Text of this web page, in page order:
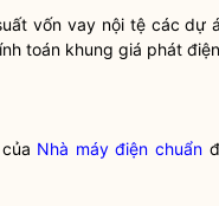
vốn vay nội tệ các dự
toán khung giá phát điện
Nhà máy điện chuẩn